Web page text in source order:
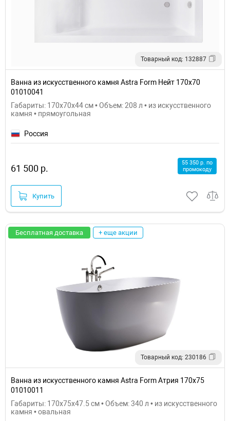
Товарный код: 132887
Ванна из искусственного камня Astra Form Нейт 170x70
01010041
Габариты: 170x70x44 см • Объем: 208 л • из искусственного
камня • прямоугольная
Россия
61 500 р.
55 350 р. по
промокоду
Купить
Бесплатная доставка + еще акции
Товарный код: 230186
Ванна из искусственного камня Astra Form Атрия 170х75
01010011
Габариты: 170x75x47.5 см • Объем: 340 л • из искусственного
камня • овальная